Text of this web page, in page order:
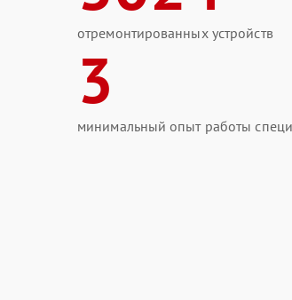
отремонтированных устройств
3
минимальный опыт работы